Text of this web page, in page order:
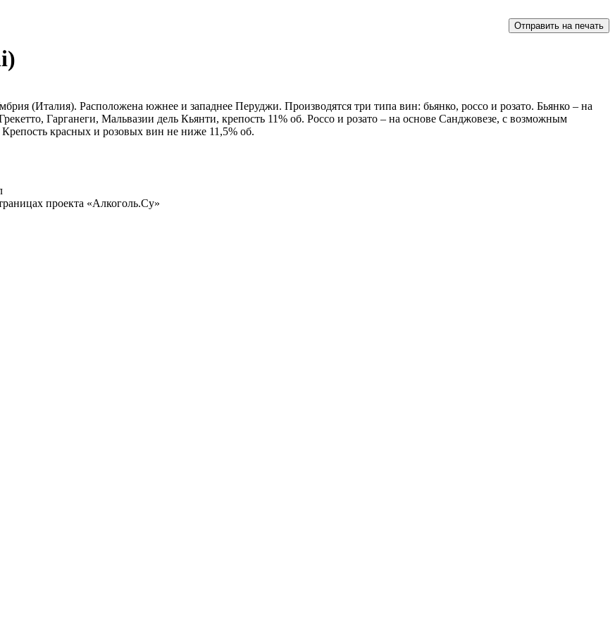
(Италия). Расположена южнее и западнее Перуджи. Производятся три типа вин: бьянко, россо и розато. Бьянко – на
Гарганеги, Мальвазии дель Кьянти, крепость 11% об. Россо и розато – на основе Санджовезе, с возможным
красных и розовых вин не ниже 11,5% об.
проекта «Алкоголь.Су»